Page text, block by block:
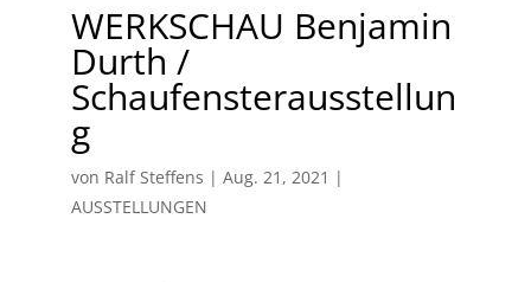
WERKSCHAU Benjamin
Durth /
Schaufensterausstellun
g
von Ralf Steffens | Aug. 21, 2021 |
AUSSTELLUNGEN